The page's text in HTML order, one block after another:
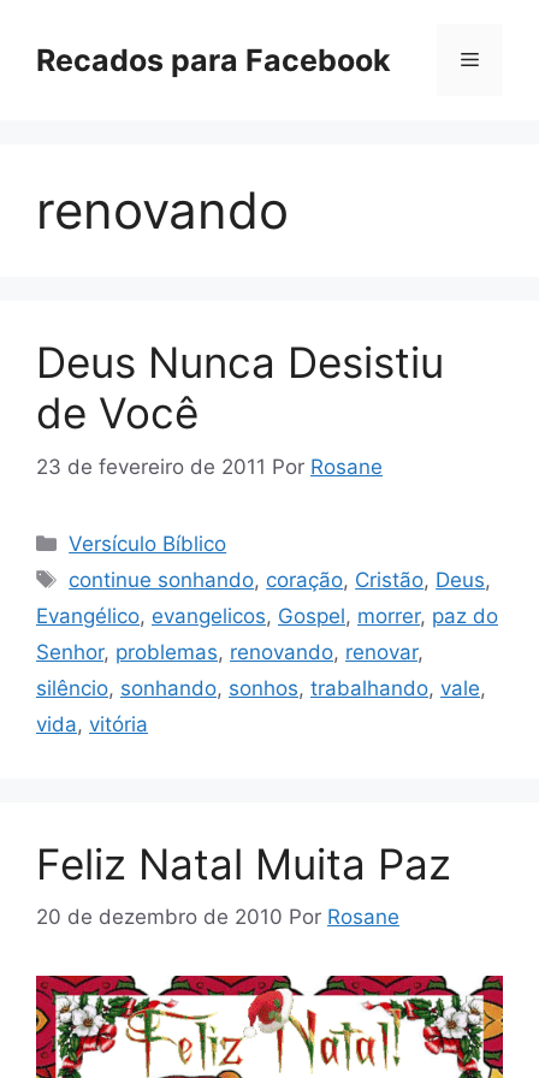
paraRecados para Facebook Menu
renovando
Deus Nunca Desistiu
de Você
23 de fevereiro de 2011 Por Rosane
Categorias
Versículo Bíblico
Tags
continue sonhando, coração, Cristão, Deus,
Evangélico, evangelicos, Gospel, morrer, paz do
Senhor, problemas, renovando, renovar,
silêncio, sonhando, sonhos, trabalhando, vale,
vida, vitória
Feliz Natal Muita Paz
20 de dezembro de 2010 Por Rosane